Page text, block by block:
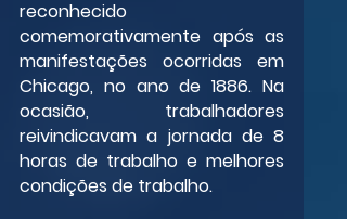
reconhecido
comemorativamente após as
manifestações ocorridas em
Chicago, no ano de 1886. Na
ocasião, trabalhadores
reivindicavam a jornada de 8
horas de trabalho e melhores
condições de trabalho.